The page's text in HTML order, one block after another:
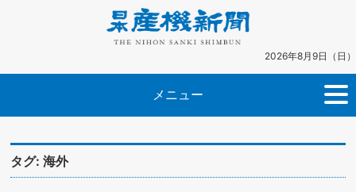
2026年8月9日（日）
メニュー
タグ:海外